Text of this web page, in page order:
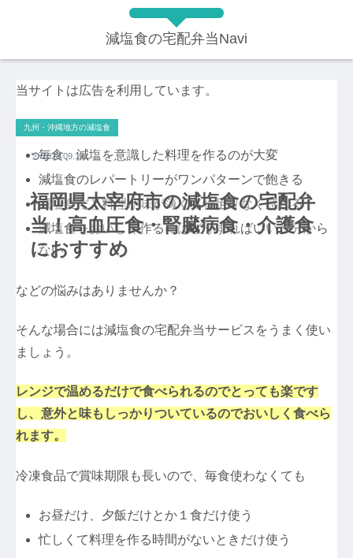
減塩食の宅配弁当Navi
当サイトは広告を利用しています。
福岡県太宰府市の減塩食の宅配弁
当！高血圧食・腎臓病食・介護食
におすすめ
九州・沖縄地方の減塩食
2023.09.12
毎食、減塩を意識した料理を作るのが大変
減塩食のレパートリーがワンパターンで飽きる
減塩食だと料理が味が薄くて物足りなく感じる
減塩食をおいしく作るにはどうすればいいか分から
ない
などの悩みはありませんか？
そんな場合には減塩食の宅配弁当サービスをうまく使い
ましょう。
レンジで温めるだけで食べられるのでとっても楽です
し、意外と味もしっかりついているのでおいしく食べら
れます。
冷凍食品で賞味期限も長いので、毎食使わなくても
お昼だけ、夕飯だけとか１食だけ使う
忙しくて料理を作る時間がないときだけ使う